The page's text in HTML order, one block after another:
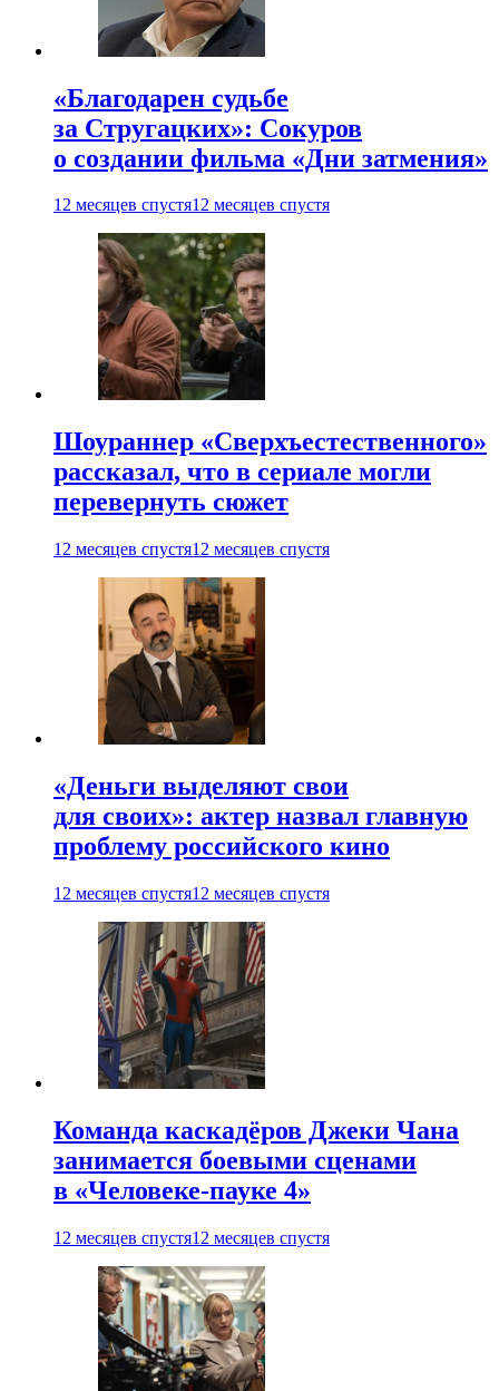
«Благодарен судьбе
за Стругацких»: Сокуров
о создании фильма «Дни затмения»
12 месяцев спустя12 месяцев спустя
Шоураннер «Сверхъестественного»
рассказал, что в сериале могли
перевернуть сюжет
12 месяцев спустя12 месяцев спустя
«Деньги выделяют свои
для своих»: актер назвал главную
проблему российского кино
12 месяцев спустя12 месяцев спустя
Команда каскадёров Джеки Чана
занимается боевыми сценами
в «Человеке-пауке 4»
12 месяцев спустя12 месяцев спустя